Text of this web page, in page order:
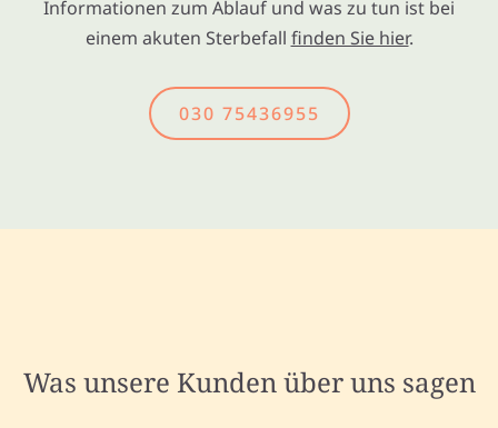
Informationen zum Ablauf und was zu tun ist bei
einem akuten Sterbefall finden Sie hier.
030 75436955
Was unsere Kunden über uns sagen